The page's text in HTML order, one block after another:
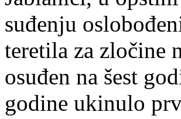
suđenju
teretila za zločine
osuđen na šest
godine ukinulo